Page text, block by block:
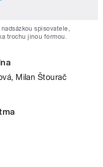
spisovatele,
trochu jinou formou.
Milan Štourač